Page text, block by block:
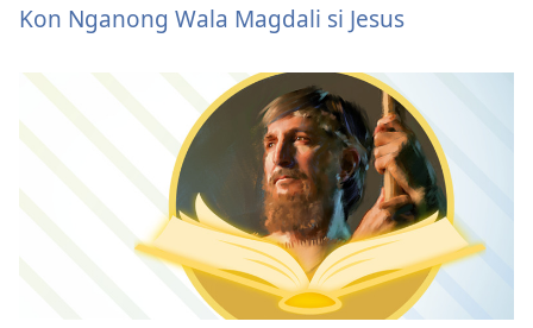
Kon Nganong Wala Magdali si Jesus